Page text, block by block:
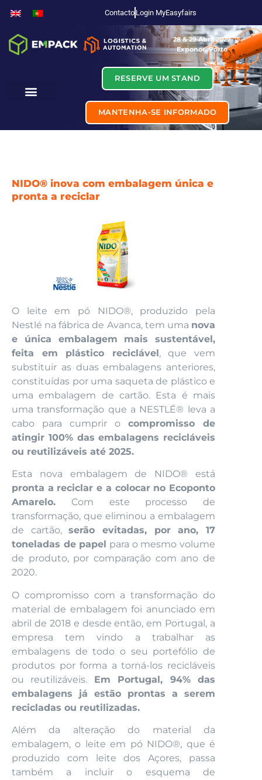
Contacto Login MyEasyfairs
28 & 29 Abril 2027
Exponor, Porto
RESERVE UM STAND
MANTENHA-SE INFORMADO
NIDO® inova com embalagem única e
pronta a reciclar
O leite em pó NIDO®, produzido pela
Nestlé na fábrica de Avanca, tem uma nova
e única embalagem mais sustentável,
feita em plástico reciclável, que vem
substituir as duas embalagens anteriores,
constituídas por uma saqueta de plástico e
uma embalagem de cartão. Esta é mais
uma transformação que a NESTLÉ® leva a
cabo para cumprir o compromisso de
atingir 100% das embalagens recicláveis
ou reutilizáveis até 2025.
Esta nova embalagem de NIDO® está
pronta a reciclar e a colocar no Ecoponto
Amarelo. Com este processo de
transformação, que eliminou a embalagem
de cartão,serão evitadas, por ano, 17
toneladas de papel para o mesmo volume
de produto, por comparação com ano de
2020.
O compromisso com a transformação do
material de embalagem foi anunciado em
abril de 2018 e desde então, em Portugal, a
empresa tem vindo a trabalhar as
embalagens de todo o seu portefólio de
produtos por forma a torná-los recicláveis
ou reutilizáveis. Em Portugal, 94% das
embalagens já estão prontas a serem
recicladas ou reutilizadas.
Além da alteração do material da
embalagem, o leite em pó NIDO®, que é
produzido com leite dos Açores, passa
também a incluir o esquema de